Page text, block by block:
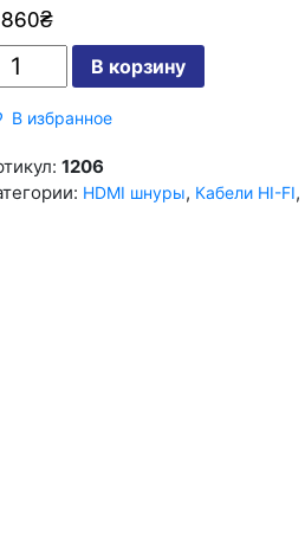
₴
В корзину
В избранное
1206
HDMI шнуры, Кабели HI-FI,